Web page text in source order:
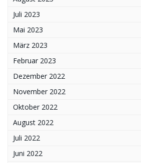
Juli 2023
Mai 2023
März 2023
Februar 2023
Dezember 2022
November 2022
Oktober 2022
August 2022
Juli 2022
Juni 2022